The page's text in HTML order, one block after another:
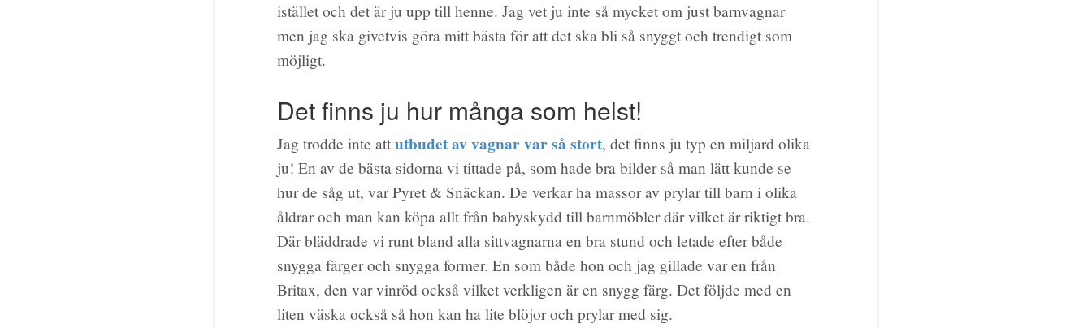
istället och det är ju upp till henne. Jag vet ju inte så mycket om just barnvagnar
men jag ska givetvis göra mitt bästa för att det ska bli så snyggt och trendigt som
möjligt.
Det finns ju hur många som helst!
Jag trodde inte attutbudet av vagnar var så stort, det finns ju typ en miljard olika
ju! En av de bästa sidorna vi tittade på, som hade bra bilder så man lätt kunde se
hur de såg ut, var Pyret & Snäckan. De verkar ha massor av prylar till barn i olika
åldrar och man kan köpa allt från babyskydd till barnmöbler där vilket är riktigt bra.
Där bläddrade vi runt bland alla sittvagnarna en bra stund och letade efter både
snygga färger och snygga former. En som både hon och jag gillade var en från
Britax, den var vinröd också vilket verkligen är en snygg färg. Det följde med en
liten väska också så hon kan ha lite blöjor och prylar med sig.